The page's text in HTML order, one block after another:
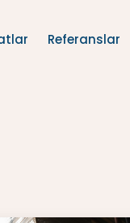
Referanslar